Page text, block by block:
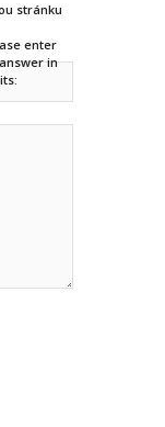
stránku
enter
in